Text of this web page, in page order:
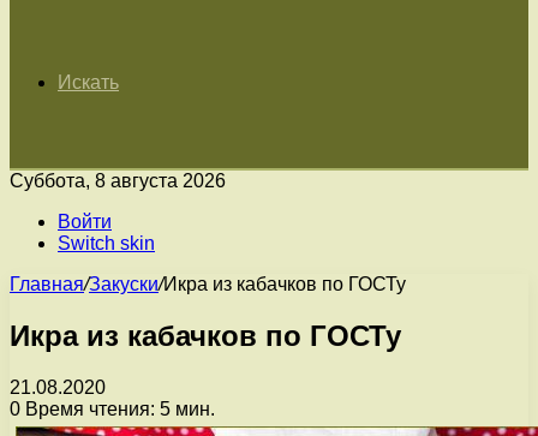
Искать
Суббота, 8 августа 2026
Войти
Switch skin
Главная/Закуски/Икра из кабачков по ГОСТу
Икра из кабачков по ГОСТу
21.08.2020
0 Время чтения: 5 мин.